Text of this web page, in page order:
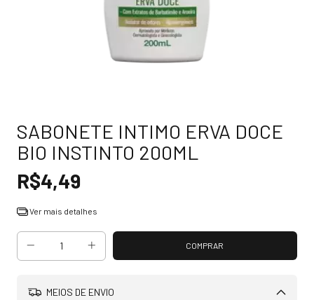
SABONETE INTIMO ERVA DOCE
BIO INSTINTO 200ML
R$4,49
Ver mais detalhes
MEIOS DE ENVIO